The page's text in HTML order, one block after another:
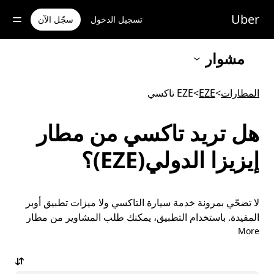
للوصول
المحتوى
Uber تسجيل الدخول سجّل الآن
مشوار
المطارات>
EZE
>EZE تاكسي
هل تريد تاكسي من مطار
إيزيزا الدولي(EZE)؟
لا تضحّي بمرونة خدمة سيارة التاكسي ولا ميزات تطبيق أوبر
المفيدة. باستخدام التطبيق، يمكنك طلب المشاوير من مطار
EZE أو إليه. يمكنك طلب مشاوير في اللحظة الأخيرة عندMore